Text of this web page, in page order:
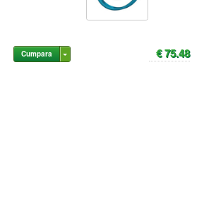
Cumpara € 75.48